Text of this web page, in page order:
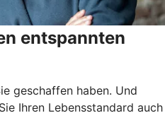
entspannten
geschaffen haben. Und
Ihren Lebensstandard auch